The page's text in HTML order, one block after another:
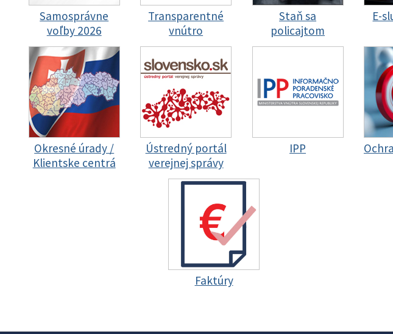
Samosprávne
voľby 2026
Transparentné
vnútro
Staň sa
policajtom
E-
Okresné úrady /
Klientske centrá
Ústredný portál
verejnej správy
IPP
Faktúry